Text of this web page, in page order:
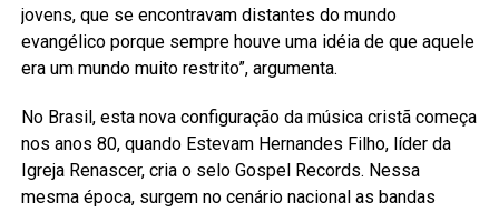
jovens, que se encontravam distantes do mundo
evangélico porque sempre houve uma idéia de que aquele
era um mundo muito restrito”, argumenta.
No Brasil, esta nova configuração da música cristã começa
nos anos 80, quando Estevam Hernandes Filho, líder da
Igreja Renascer, cria o selo Gospel Records. Nessa
mesma época, surgem no cenário nacional as bandas